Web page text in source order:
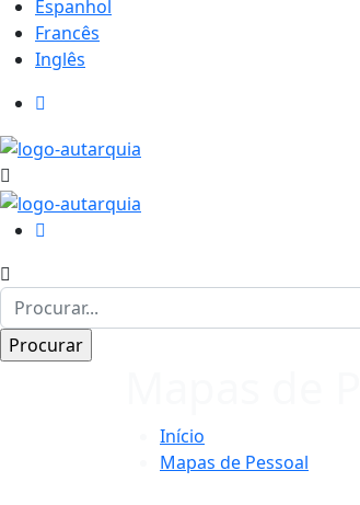
Espanhol
Francês
Inglês
Início
Mapas de Pessoal